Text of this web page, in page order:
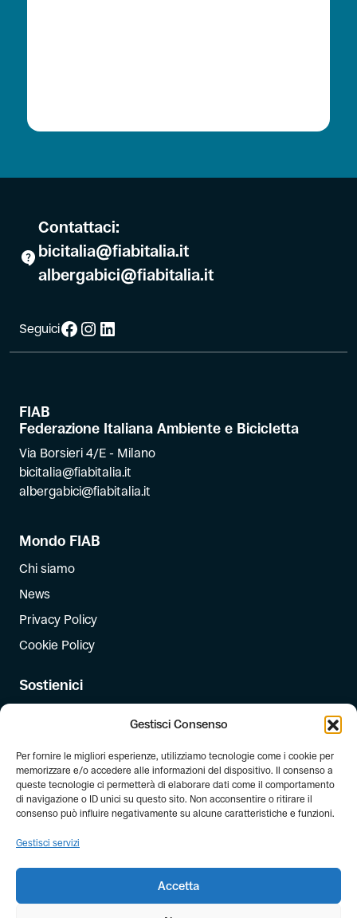
Gestisci Consenso
Per fornire le migliori esperienze, utilizziamo tecnologie come i cookie per
memorizzare e/o accedere alle informazioni del dispositivo. Il consenso a
queste tecnologie ci permetterà di elaborare dati come il comportamento
di navigazione o ID unici su questo sito. Non acconsentire o ritirare il
consenso può influire negativamente su alcune caratteristiche e funzioni.
Gestisci servizi
Accetta
Contattaci:
bicitalia@fiabitalia.it
albergabici@fiabitalia.it
SeguiciFacebook
Instagram
LinkedIn
FIAB
Federazione Italiana Ambiente e Bicicletta
Via Borsieri 4/E - Milano
bicitalia@fiabitalia.it
albergabici@fiabitalia.it
Mondo FIAB
Chi siamo
News
Privacy Policy
Cookie Policy
Sostienici
Dona il 5 per mille
Newsletter